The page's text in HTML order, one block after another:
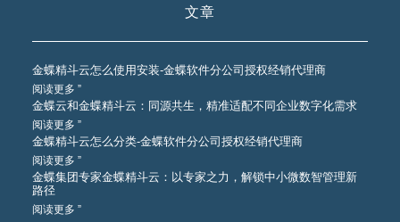
文章
金蝶精斗云怎么使用安装-金蝶软件分公司授权经销代理商
阅读更多 ”
金蝶云和金蝶精斗云：同源共生，精准适配不同企业数字化需求
阅读更多 ”
金蝶精斗云怎么分类-金蝶软件分公司授权经销代理商
阅读更多 ”
金蝶集团专家金蝶精斗云：以专家之力，解锁中小微数智管理新
路径
阅读更多 ”